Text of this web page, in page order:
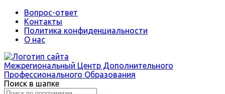
Вопрос-ответ
Контакты
Политика конфиденциальности
О нас
Межрегиональный Центр Дополнительного
Профессионального Образования
Поиск в шапке